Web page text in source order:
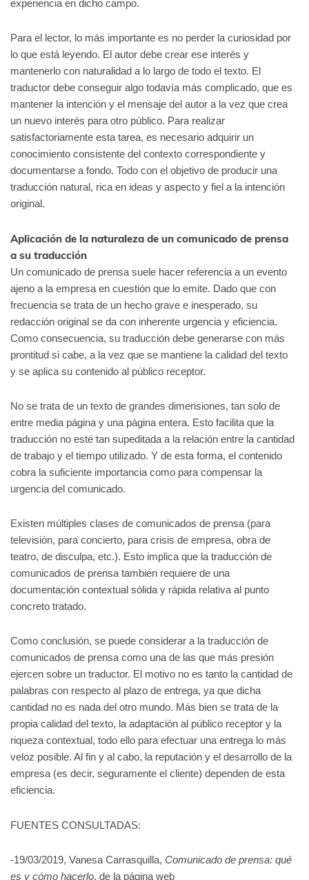
experiencia en dicho campo.
Para el lector, lo más importante es no perder la curiosidad por
lo que está leyendo. El autor debe crear ese interés y
mantenerlo con naturalidad a lo largo de todo el texto. El
traductor debe conseguir algo todavía más complicado, que es
mantener la intención y el mensaje del autor a la vez que crea
un nuevo interés para otro público. Para realizar
satisfactoriamente esta tarea, es necesario adquirir un
conocimiento consistente del contexto correspondiente y
documentarse a fondo. Todo con el objetivo de producir una
traducción natural, rica en ideas y aspecto y fiel a la intención
original.
Aplicación de la naturaleza de un comunicado de prensa
a su traducción
Un comunicado de prensa suele hacer referencia a un evento
ajeno a la empresa en cuestión que lo emite. Dado que con
frecuencia se trata de un hecho grave e inesperado, su
redacción original se da con inherente urgencia y eficiencia.
Como consecuencia, su traducción debe generarse con más
prontitud si cabe, a la vez que se mantiene la calidad del texto
y se aplica su contenido al público receptor.
No se trata de un texto de grandes dimensiones, tan solo de
entre media página y una página entera. Esto facilita que la
traducción no esté tan supeditada a la relación entre la cantidad
de trabajo y el tiempo utilizado. Y de esta forma, el contenido
cobra la suficiente importancia como para compensar la
urgencia del comunicado.
Existen múltiples clases de comunicados de prensa (para
televisión, para concierto, para crisis de empresa, obra de
teatro, de disculpa, etc.). Esto implica que la traducción de
comunicados de prensa también requiere de una
documentación contextual sólida y rápida relativa al punto
concreto tratado.
Como conclusión, se puede considerar a la traducción de
comunicados de prensa como una de las que más presión
ejercen sobre un traductor. El motivo no es tanto la cantidad de
palabras con respecto al plazo de entrega, ya que dicha
cantidad no es nada del otro mundo. Más bien se trata de la
propia calidad del texto, la adaptación al público receptor y la
riqueza contextual, todo ello para efectuar una entrega lo más
veloz posible. Al fin y al cabo, la reputación y el desarrollo de la
empresa (es decir, seguramente el cliente) dependen de esta
eficiencia.
FUENTES CONSULTADAS:
-19/03/2019, Vanesa Carrasquilla, Comunicado de prensa: qué
es y cómo hacerlo, de la página web